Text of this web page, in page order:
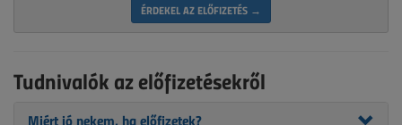
ÉRDEKEL AZ ELŐFIZETÉS →
Tudnivalók az előfizetésekről
Miért jó nekem, ha előfizetek?